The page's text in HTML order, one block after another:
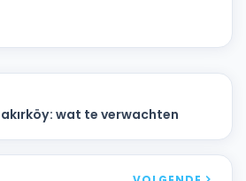
wat te verwachten